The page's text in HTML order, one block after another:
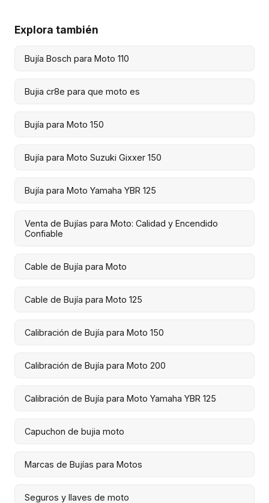
Explora también
Bujía Bosch para Moto 110
Bujia cr8e para que moto es
Bujía para Moto 150
Bujía para Moto Suzuki Gixxer 150
Bujía para Moto Yamaha YBR 125
Venta de Bujías para Moto: Calidad y Encendido
Confiable
Cable de Bujía para Moto
Cable de Bujía para Moto 125
Calibración de Bujía para Moto 150
Calibración de Bujía para Moto 200
Calibración de Bujía para Moto Yamaha YBR 125
Capuchon de bujia moto
Marcas de Bujías para Motos
Seguros y llaves de moto